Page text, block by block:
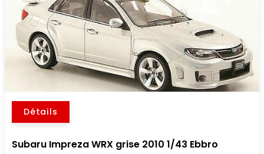
Détails
Subaru Impreza WRX grise 2010 1/43 Ebbro